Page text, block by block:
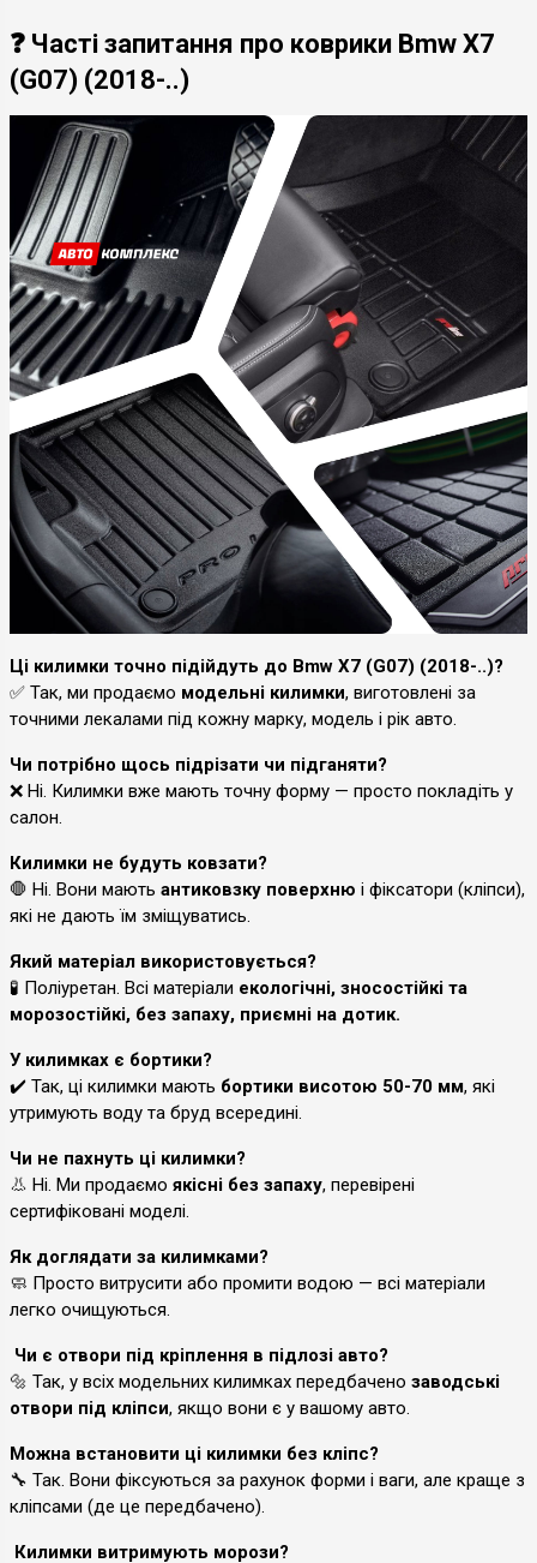
❓ Часті запитання про коврики Bmw X7
(G07) (2018-..)
Ці килимки точно підійдуть до Bmw X7 (G07) (2018-..)?
✅ Так, ми продаємо модельні килимки, виготовлені за
точними лекалами під кожну марку, модель і рік авто.
Чи потрібно щось підрізати чи підганяти?
❌ Ні. Килимки вже мають точну форму — просто покладіть у
салон.
Килимки не будуть ковзати?
🛑 Ні. Вони мають антиковзку поверхню і фіксатори (кліпси),
які не дають їм зміщуватись.
Який матеріал використовується?
🧪 Поліуретан. Всі матеріали екологічні, зносостійкі та
морозостійкі, без запаху, приємні на дотик.
У килимках є бортики?
✔️ Так, ці килимки мають бортики висотою 50-70 мм, які
утримують воду та бруд всередині.
Чи не пахнуть ці килимки?
👃 Ні. Ми продаємо якісні без запаху, перевірені
сертифіковані моделі.
Як доглядати за килимками?
🧼 Просто витрусити або промити водою — всі матеріали
легко очищуються.
Чи є отвори під кріплення в підлозі авто?
🔩 Так, у всіх модельних килимках передбачено заводські
отвори під кліпси, якщо вони є у вашому авто.
Можна встановити ці килимки без кліпс?
🔧 Так. Вони фіксуються за рахунок форми і ваги, але краще з
кліпсами (де це передбачено).
Килимки витримують морози?